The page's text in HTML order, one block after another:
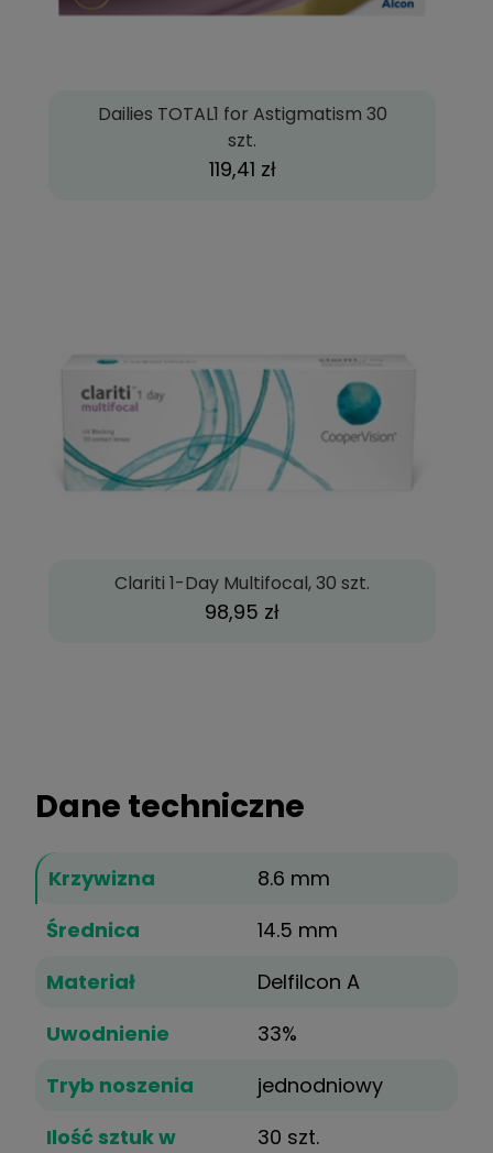
Dailies TOTAL1 for Astigmatism 30
szt.
119,41 zł
Clariti 1-Day Multifocal, 30 szt.
98,95 zł
Dane techniczne
Krzywizna
8.6 mm
Średnica
14.5 mm
Materiał
Delfilcon A
Uwodnienie
33%
Tryb noszenia
jednodniowy
Ilość sztuk w
30 szt.